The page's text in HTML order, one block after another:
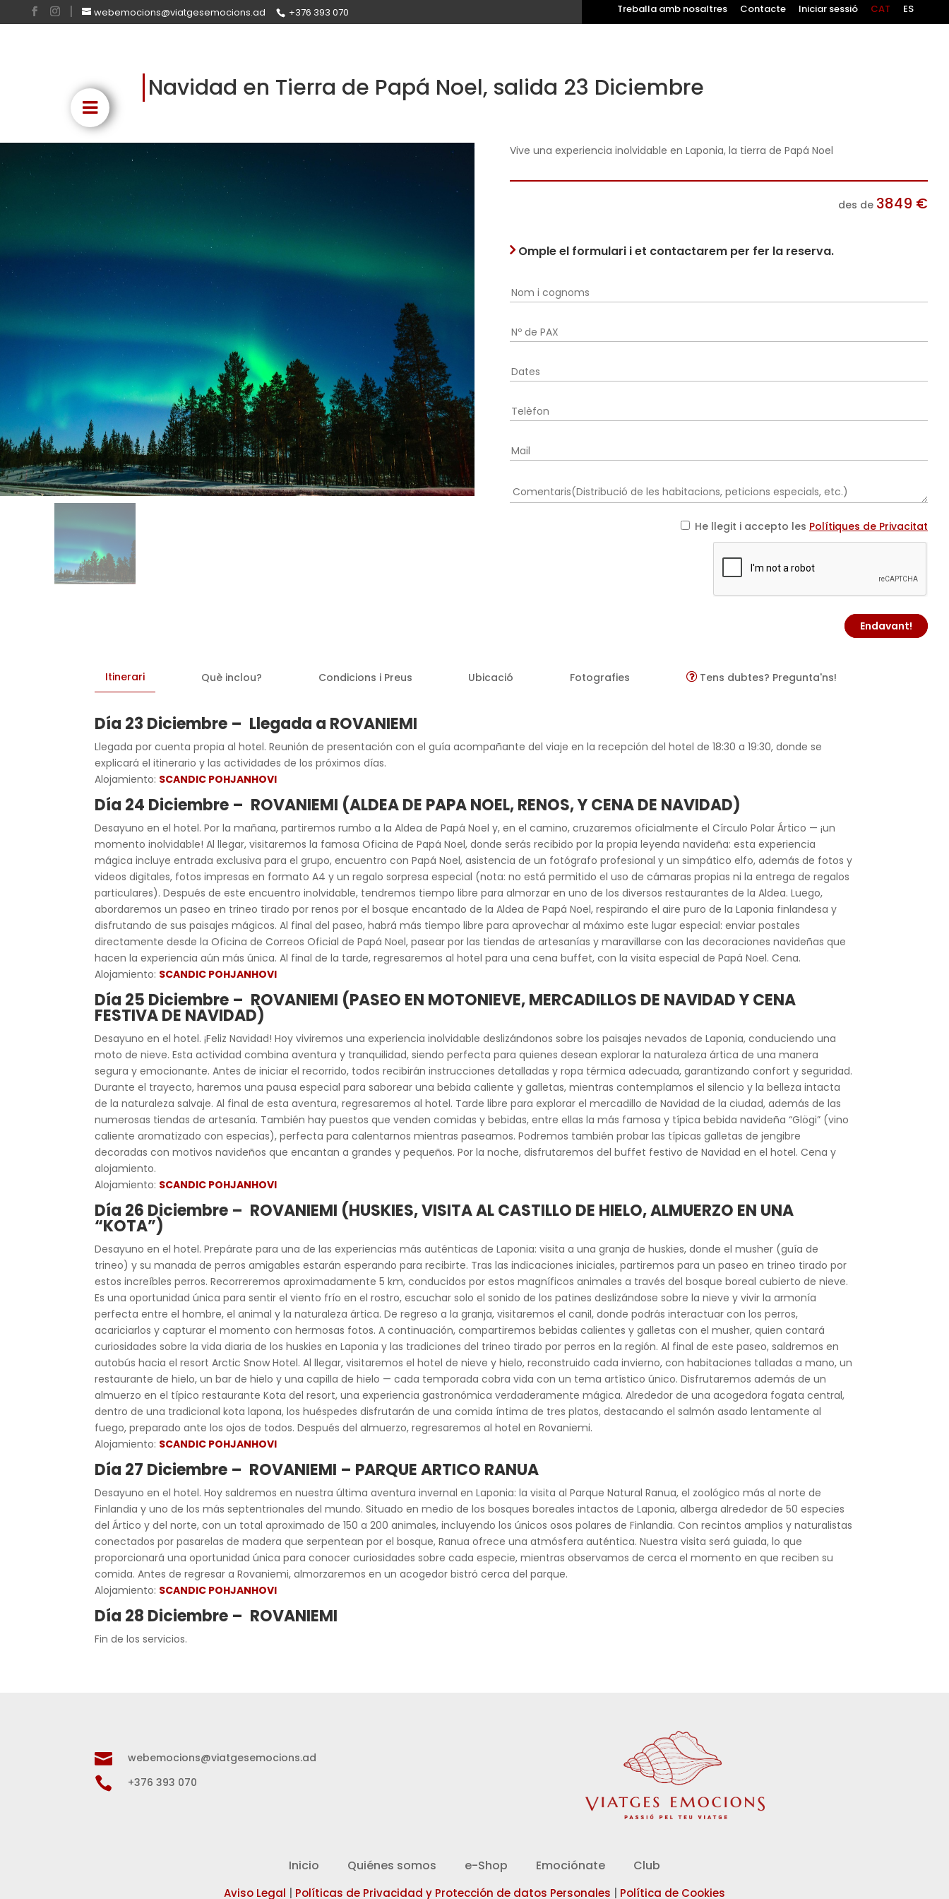
webemocions@viatgesemocions.ad +376 393 070 Treballa amb nosaltres Contacte Iniciar sessió CAT ES
Navidad en Tierra de Papá Noel, salida 23 Diciembre
Vive una experiencia inolvidable en Laponia, la tierra de Papá Noel
des de 3849 €
Omple el formulari i et contactarem per fer la reserva.
He llegit i accepto les Polítiques de Privacitat
Endavant!
Itinerari Què inclou? Condicions i Preus Ubicació Fotografies Tens dubtes? Pregunta'ns!
Día 23 Diciembre – Llegada a ROVANIEMI
Llegada por cuenta propia al hotel. Reunión de presentación con el guía acompañante del viaje en la recepción del hotel de 18:30 a 19:30, donde se
explicará el itinerario y las actividades de los próximos días.
Alojamiento: SCANDIC POHJANHOVI
Día 24 Diciembre – ROVANIEMI (ALDEA DE PAPA NOEL, RENOS, Y CENA DE NAVIDAD)
Desayuno en el hotel. Por la mañana, partiremos rumbo a la Aldea de Papá Noel y, en el camino, cruzaremos oficialmente el Círculo Polar Ártico — ¡un
momento inolvidable! Al llegar, visitaremos la famosa Oficina de Papá Noel, donde serás recibido por la propia leyenda navideña: esta experiencia
mágica incluye entrada exclusiva para el grupo, encuentro con Papá Noel, asistencia de un fotógrafo profesional y un simpático elfo, además de fotos y
videos digitales, fotos impresas en formato A4 y un regalo sorpresa especial (nota: no está permitido el uso de cámaras propias ni la entrega de regalos
particulares). Después de este encuentro inolvidable, tendremos tiempo libre para almorzar en uno de los diversos restaurantes de la Aldea. Luego,
abordaremos un paseo en trineo tirado por renos por el bosque encantado de la Aldea de Papá Noel, respirando el aire puro de la Laponia finlandesa y
disfrutando de sus paisajes mágicos. Al final del paseo, habrá más tiempo libre para aprovechar al máximo este lugar especial: enviar postales
directamente desde la Oficina de Correos Oficial de Papá Noel, pasear por las tiendas de artesanías y maravillarse con las decoraciones navideñas que
hacen la experiencia aún más única. Al final de la tarde, regresaremos al hotel para una cena buffet, con la visita especial de Papá Noel. Cena.
Alojamiento: SCANDIC POHJANHOVI
Día 25 Diciembre – ROVANIEMI (PASEO EN MOTONIEVE, MERCADILLOS DE NAVIDAD Y CENA
FESTIVA DE NAVIDAD)
Desayuno en el hotel. ¡Feliz Navidad! Hoy viviremos una experiencia inolvidable deslizándonos sobre los paisajes nevados de Laponia, conduciendo una
moto de nieve. Esta actividad combina aventura y tranquilidad, siendo perfecta para quienes desean explorar la naturaleza ártica de una manera
segura y emocionante. Antes de iniciar el recorrido, todos recibirán instrucciones detalladas y ropa térmica adecuada, garantizando confort y seguridad.
Durante el trayecto, haremos una pausa especial para saborear una bebida caliente y galletas, mientras contemplamos el silencio y la belleza intacta
de la naturaleza salvaje. Al final de esta aventura, regresaremos al hotel. Tarde libre para explorar el mercadillo de Navidad de la ciudad, además de las
numerosas tiendas de artesanía. También hay puestos que venden comidas y bebidas, entre ellas la más famosa y típica bebida navideña “Glögi” (vino
caliente aromatizado con especias), perfecta para calentarnos mientras paseamos. Podremos también probar las típicas galletas de jengibre
decoradas con motivos navideños que encantan a grandes y pequeños. Por la noche, disfrutaremos del buffet festivo de Navidad en el hotel. Cena y
alojamiento.
Alojamiento: SCANDIC POHJANHOVI
Día 26 Diciembre – ROVANIEMI (HUSKIES, VISITA AL CASTILLO DE HIELO, ALMUERZO EN UNA
“KOTA”)
Desayuno en el hotel. Prepárate para una de las experiencias más auténticas de Laponia: visita a una granja de huskies, donde el musher (guía de
trineo) y su manada de perros amigables estarán esperando para recibirte. Tras las indicaciones iniciales, partiremos para un paseo en trineo tirado por
estos increíbles perros. Recorreremos aproximadamente 5 km, conducidos por estos magníficos animales a través del bosque boreal cubierto de nieve.
Es una oportunidad única para sentir el viento frío en el rostro, escuchar solo el sonido de los patines deslizándose sobre la nieve y vivir la armonía
perfecta entre el hombre, el animal y la naturaleza ártica. De regreso a la granja, visitaremos el canil, donde podrás interactuar con los perros,
acariciarlos y capturar el momento con hermosas fotos. A continuación, compartiremos bebidas calientes y galletas con el musher, quien contará
curiosidades sobre la vida diaria de los huskies en Laponia y las tradiciones del trineo tirado por perros en la región. Al final de este paseo, saldremos en
autobús hacia el resort Arctic Snow Hotel. Al llegar, visitaremos el hotel de nieve y hielo, reconstruido cada invierno, con habitaciones talladas a mano, un
restaurante de hielo, un bar de hielo y una capilla de hielo — cada temporada cobra vida con un tema artístico único. Disfrutaremos además de un
almuerzo en el típico restaurante Kota del resort, una experiencia gastronómica verdaderamente mágica. Alrededor de una acogedora fogata central,
dentro de una tradicional kota lapona, los huéspedes disfrutarán de una comida íntima de tres platos, destacando el salmón asado lentamente al
fuego, preparado ante los ojos de todos. Después del almuerzo, regresaremos al hotel en Rovaniemi.
Alojamiento: SCANDIC POHJANHOVI
Día 27 Diciembre – ROVANIEMI – PARQUE ARTICO RANUA
Desayuno en el hotel. Hoy saldremos en nuestra última aventura invernal en Laponia: la visita al Parque Natural Ranua, el zoológico más al norte de
Finlandia y uno de los más septentrionales del mundo. Situado en medio de los bosques boreales intactos de Laponia, alberga alrededor de 50 especies
del Ártico y del norte, con un total aproximado de 150 a 200 animales, incluyendo los únicos osos polares de Finlandia. Con recintos amplios y naturalistas
conectados por pasarelas de madera que serpentean por el bosque, Ranua ofrece una atmósfera auténtica. Nuestra visita será guiada, lo que
proporcionará una oportunidad única para conocer curiosidades sobre cada especie, mientras observamos de cerca el momento en que reciben su
comida. Antes de regresar a Rovaniemi, almorzaremos en un acogedor bistró cerca del parque.
Alojamiento: SCANDIC POHJANHOVI
Día 28 Diciembre – ROVANIEMI
Fin de los servicios.
 webemocions@viatgesemocions.ad
 +376 393 070
Inicio Quiénes somos e-Shop Emociónate Club
Aviso Legal Políticas de Privacidad y Protección de datos Personales Política de Cookies